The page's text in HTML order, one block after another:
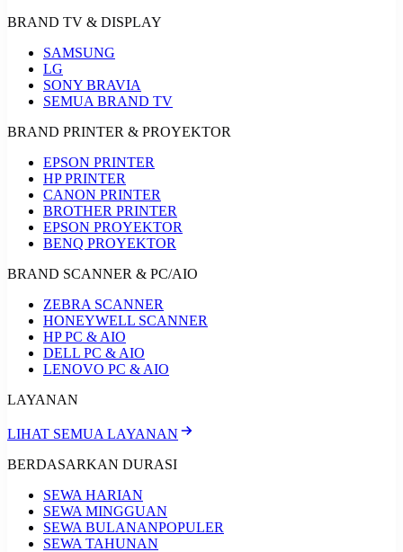
BRAND TV & DISPLAY
SAMSUNG
LG
SONY BRAVIA
SEMUA BRAND TV
BRAND PRINTER & PROYEKTOR
EPSON PRINTER
HP PRINTER
CANON PRINTER
BROTHER PRINTER
EPSON PROYEKTOR
BENQ PROYEKTOR
BRAND SCANNER & PC/AIO
ZEBRA SCANNER
HONEYWELL SCANNER
HP PC & AIO
DELL PC & AIO
LENOVO PC & AIO
LAYANAN
LIHAT SEMUA LAYANAN
BERDASARKAN DURASI
SEWA HARIAN
SEWA MINGGUAN
SEWA BULANANPOPULER
SEWA TAHUNAN